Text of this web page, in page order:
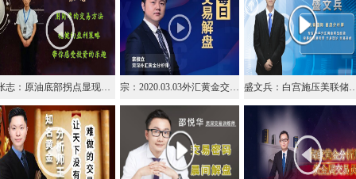
张志：原油底部拐点显现，积极布局等待减产落地 宗：2020.03.03外汇黄金交易解盘 盛文兵：白宫施压美联储